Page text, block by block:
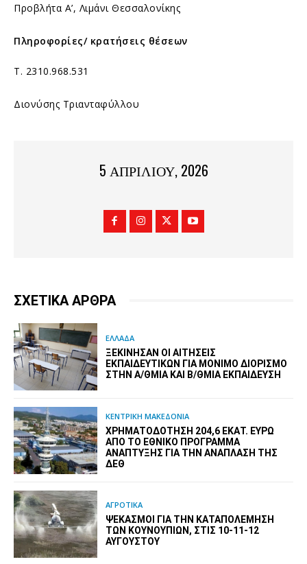
Προβλήτα Α’, Λιμάνι Θεσσαλονίκης
Πληροφορίες/ κρατήσεις θέσεων
Τ. 2310.968.531
Διονύσης Τριανταφύλλου
5 ΑΠΡΙΛΊΟΥ, 2026
ΣΧΕΤΙΚΑ ΑΡΘΡΑ
ΕΛΛΑΔΑ
ΞΕΚΊΝΗΣΑΝ ΟΙ ΑΙΤΉΣΕΙΣ
ΕΚΠΑΙΔΕΥΤΙΚΏΝ ΓΙΑ ΜΌΝΙΜΟ ΔΙΟΡΙΣΜΌ
ΣΤΗΝ Α/ΘΜΙΑ ΚΑΙ Β/ΘΜΙΑ ΕΚΠΑΊΔΕΥΣΗ
ΚΕΝΤΡΙΚΗ ΜΑΚΕΔΟΝΙΑ
ΧΡΗΜΑΤΟΔΌΤΗΣΗ 204,6 ΕΚΑΤ. ΕΥΡΏ
ΑΠΌ ΤΟ ΕΘΝΙΚΌ ΠΡΌΓΡΑΜΜΑ
ΑΝΆΠΤΥΞΗΣ ΓΙΑ ΤΗΝ ΑΝΆΠΛΑΣΗ ΤΗΣ
ΔΕΘ
ΑΓΡΟΤΙΚΑ
ΨΕΚΑΣΜΟΊ ΓΙΑ ΤΗΝ ΚΑΤΑΠΟΛΈΜΗΣΗ
ΤΩΝ ΚΟΥΝΟΥΠΙΏΝ, ΣΤΙΣ 10-11-12
ΑΥΓΟΎΣΤΟΥ